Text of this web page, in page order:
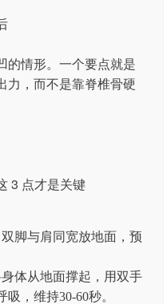
的情形。一个要点就是
力，而不是靠脊椎骨硬
脚与肩同宽放地面，预
体从地面撑起，用双手
，维持30-60秒。